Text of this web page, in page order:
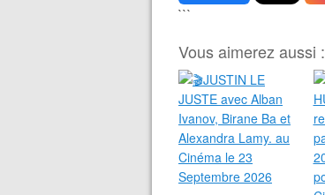
```
Vous aimerez aussi :